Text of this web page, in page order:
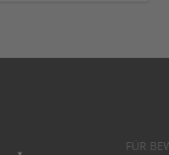
FÜR